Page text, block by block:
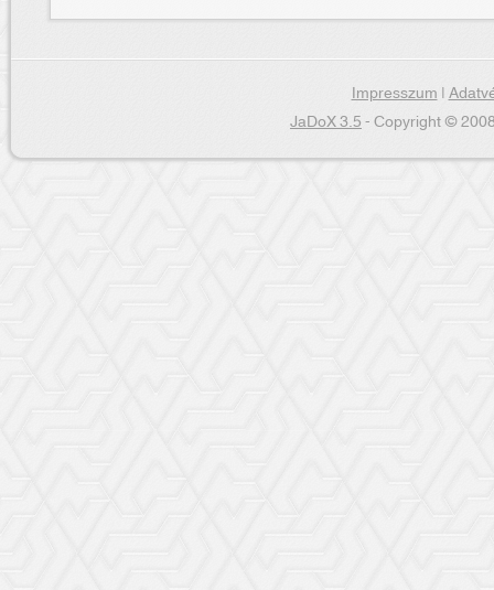
Impresszum|
JaDoX 3.5- Copyright ©